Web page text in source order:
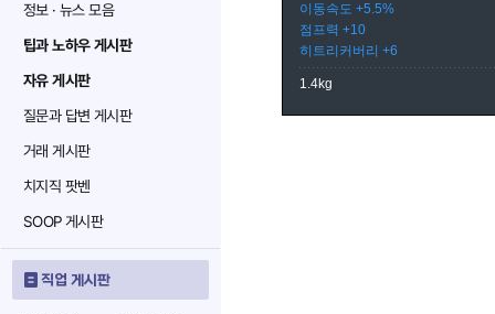
정보 · 뉴스 모음
팁과 노하우 게시판
자유 게시판
질문과 답변 게시판
거래 게시판
치지직 팟벤
SOOP 게시판
직업 게시판
이동속도 +5.5%
점프력 +10
히트리커버리 +6
1.4kg